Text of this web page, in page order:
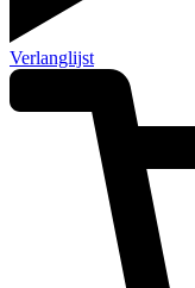
Verlanglijst